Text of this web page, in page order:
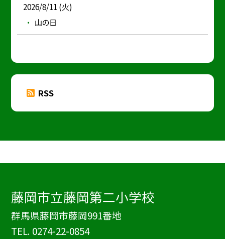
2026/8/11 (火)
山の日
RSS
藤岡市立藤岡第二小学校
群馬県藤岡市藤岡991番地
TEL. 0274-22-0854